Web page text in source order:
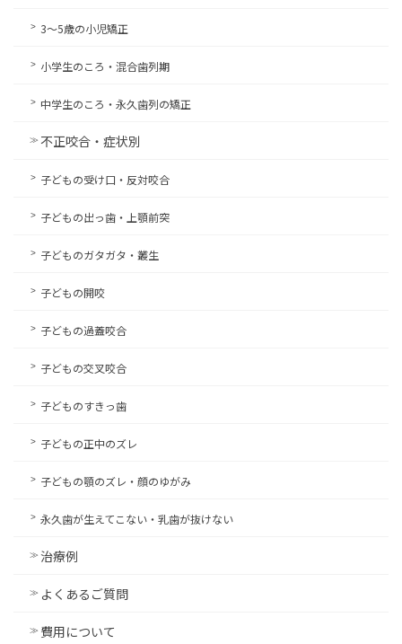
3〜5歳の小児矯正
小学生のころ・混合歯列期
中学生のころ・永久歯列の矯正
不正咬合・症状別
子どもの受け口・反対咬合
子どもの出っ歯・上顎前突
子どものガタガタ・叢生
子どもの開咬
子どもの過蓋咬合
子どもの交叉咬合
子どものすきっ歯
子どもの正中のズレ
子どもの顎のズレ・顔のゆがみ
永久歯が生えてこない・乳歯が抜けない
治療例
よくあるご質問
費用について